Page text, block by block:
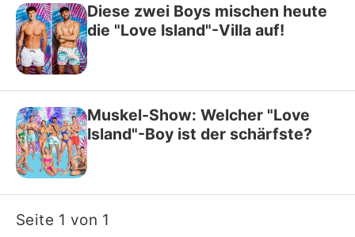
Diese zwei Boys mischen heute
die "Love Island"-Villa auf!
Muskel-Show: Welcher "Love
Island"-Boy ist der schärfste?
Seite 1 von 1